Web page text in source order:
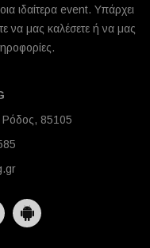
ιδαίτερα event. Υπάρχει
να μας καλέσετε ή να μας
Ρόδος, 85105